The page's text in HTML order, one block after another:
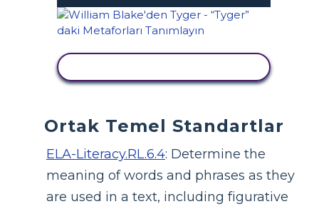
Ortak Temel Standartlar
ELA-Literacy.RL.6.4: Determine the
meaning of words and phrases as they
are used in a text, including figurative